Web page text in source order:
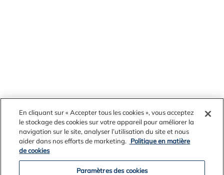
En cliquant sur « Accepter tous les cookies », vous acceptez
le stockage des cookies sur votre appareil pour améliorer la
navigation sur le site, analyser l’utilisation du site et nous
aider dans nos efforts de marketing.
Politique en matière
de cookies
Paramètres des cookies